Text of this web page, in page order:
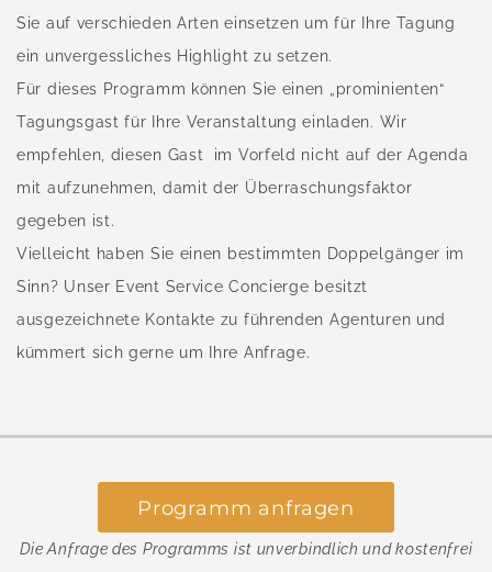
Sie auf verschieden Arten einsetzen um für Ihre Tagung
ein unvergessliches Highlight zu setzen.
Für dieses Programm können Sie einen „prominienten“
Tagungsgast für Ihre Veranstaltung einladen. Wir
empfehlen, diesen Gast im Vorfeld nicht auf der Agenda
mit aufzunehmen, damit der Überraschungsfaktor
gegeben ist.
Vielleicht haben Sie einen bestimmten Doppelgänger im
Sinn? Unser Event Service Concierge besitzt
ausgezeichnete Kontakte zu führenden Agenturen und
kümmert sich gerne um Ihre Anfrage.
Programm anfragen
Die Anfrage des Programms ist unverbindlich und kostenfrei